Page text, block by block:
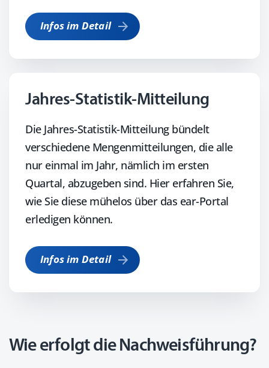
Infos im Detail
Jahres-Statistik-Mitteilung
Die Jahres-Statistik-Mitteilung bündelt
verschiedene Mengenmitteilungen, die alle
nur einmal im Jahr, nämlich im ersten
Quartal, abzugeben sind. Hier erfahren Sie,
wie Sie diese mühelos über das ear-Portal
erledigen können.
Infos im Detail
Wie erfolgt die Nachweisführung?